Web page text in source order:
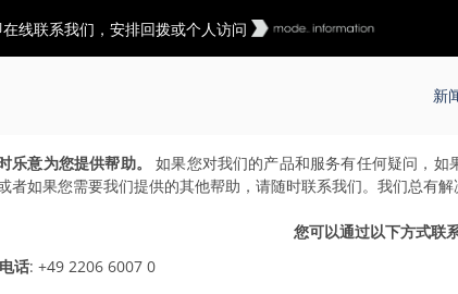
线联系我们，安排回拨或个人访问
新
乐意为您提供帮助。
如果您对我们的产品和服务有任何疑问，
者如果您需要我们提供的其他帮助，请随时联系我们。我们总有解
您可以通过以下方式联
电话: +49 2206 6007 0